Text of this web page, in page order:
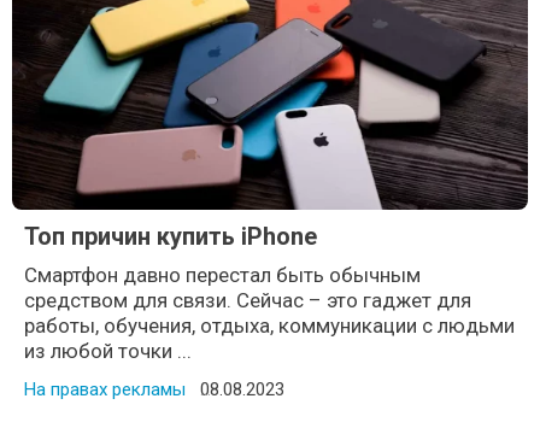
Топ причин купить iPhone
Смартфон давно перестал быть обычным
средством для связи. Сейчас – это гаджет для
работы, обучения, отдыха, коммуникации с людьми
из любой точки ...
На правах рекламы Posted on
08.08.2023